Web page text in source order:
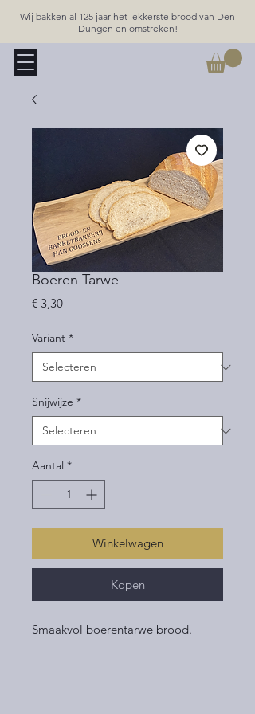
Wij bakken al 125 jaar het lekkerste brood van Den
Dungen en omstreken!
Boeren Tarwe
€ 3,30Prijs
Variant *
Snijwijze *
Aantal *
Winkelwagen
Kopen
Smaakvol boerentarwe brood.